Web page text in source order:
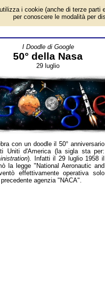
per la rubrica 'I Doodle di
l'ente spaziale degli Stati Uniti
I Doodle di Google
50° della Nasa
29 luglio
con un doodle il 50° anniversario
Uniti d'America (la sigla sta per:
). Infatti il 29 luglio 1958 il
la legge "National Aeronautic and
effettivamente operativa solo
agenzia "NACA".
i cookie (anche di terze parti
per conoscere le modalità per